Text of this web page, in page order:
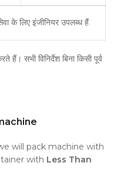
के लिए इंजीनियर उपलब्ध हैं
हैं। सभी विनिर्देश बिना किसी पूर्व
will pack machine with
with Less Than